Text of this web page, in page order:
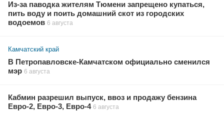
Из-за паводка жителям Тюмени запрещено купаться,
пить воду и поить домашний скот из городских
водоемов 6 августа
Камчатский край
В Петропавловске-Камчатском официально сменился
мэр 6 августа
Кабмин разрешил выпуск, ввоз и продажу бензина
Евро-2, Евро-3, Евро-4 6 августа